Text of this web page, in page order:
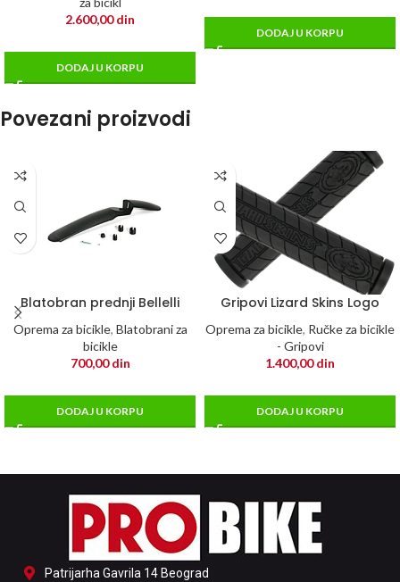
2.600,00din
DODAJ U KORPU
DODAJ U KORPU
Povezani proizvodi
Blatobran prednji Bellelli
Oprema za bicikle, Blatobrani za
bicikle
700,00din
DODAJ U KORPU
Gripovi Lizard Skins Logo
Oprema za bicikle, Ručke za bicikle
- Gripovi
1.400,00din
DODAJ U KORPU
Patrijarha Gavrila 14 Beograd